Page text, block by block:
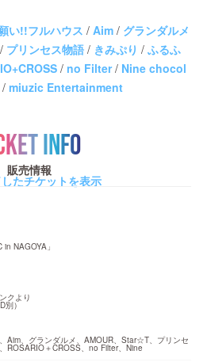
い!!フルハウス / Aim / グランダルメ
/ プリンセス物語 / きみぷり / ふるふ
/ no Filter/ Nine chocol
/ miuzic Entertainment
INFO
販売情報
たチケットを表示
NAGOYA」
クより
別）
Aim、グランダルメ、AMOUR、Star☆T、プリンセ
ROSARIO＋CROSS、no Filter、Nine